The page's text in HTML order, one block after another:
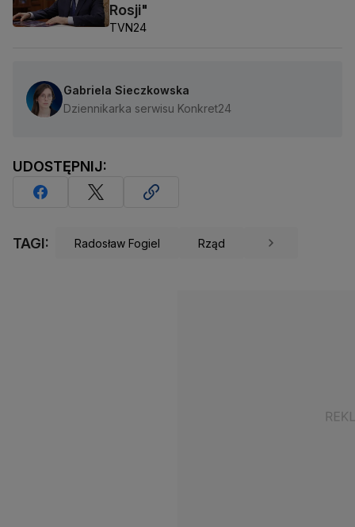
Rosji"
TVN24
Gabriela Sieczkowska
Dziennikarka serwisu Konkret24
UDOSTĘPNIJ:
TAGI: Radosław Fogiel Rząd